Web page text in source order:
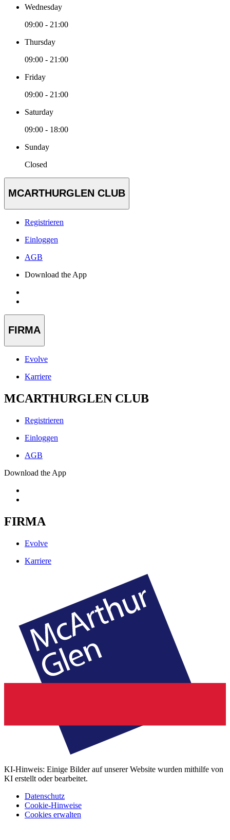
Wednesday
09:00 - 21:00
Thursday
09:00 - 21:00
Friday
09:00 - 21:00
Saturday
09:00 - 18:00
Sunday
Closed
MCARTHURGLEN CLUB
Registrieren
Einloggen
AGB
Download the App
FIRMA
Evolve
Karriere
MCARTHURGLEN CLUB
Registrieren
Einloggen
AGB
Download the App
FIRMA
Evolve
Karriere
KI-Hinweis: Einige Bilder auf unserer Website wurden mithilfe von
KI erstellt oder bearbeitet.
Datenschutz
Cookie-Hinweise
Cookies erwalten